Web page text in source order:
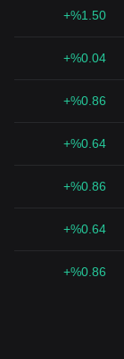
%1.50+
%0.04+
%0.86+
%0.64+
%0.86+
%0.64+
%0.86+